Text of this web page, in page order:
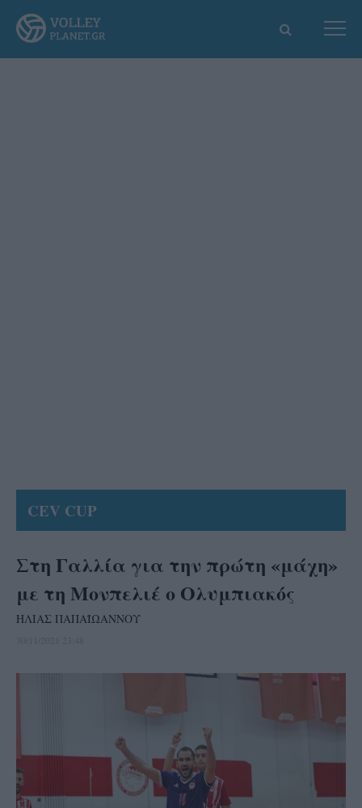
CEV CUP
Στη Γαλλία για την πρώτη «μάχη»
με τη Μονπελιέ ο Ολυμπιακός
ΗΛΙΑΣ ΠΑΠΑΪΩΑΝΝΟΥ